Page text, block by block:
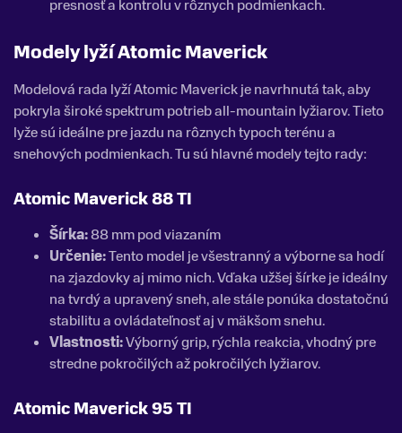
presnosť a kontrolu v rôznych podmienkach.
Modely lyží AtomicMaverick
Modelová rada lyží Atomic Maverick je navrhnutá tak, aby
pokryla široké spektrum potrieb all-mountain lyžiarov. Tieto
lyže sú ideálne pre jazdu na rôznych typoch terénu a
snehových podmienkach. Tu sú hlavné modely tejto rady:
Atomic Maverick 88 TI
Šírka:88 mm pod viazaním
Určenie:Tento model je všestranný a výborne sa hodí
na zjazdovky aj mimo nich. Vďaka užšej šírke je ideálny
na tvrdý a upravený sneh, ale stále ponúka dostatočnú
stabilitu a ovládateľnosť aj v mäkšom snehu.
Vlastnosti:Výborný grip, rýchla reakcia, vhodný pre
stredne pokročilých až pokročilých lyžiarov.
Atomic Maverick 95 TI